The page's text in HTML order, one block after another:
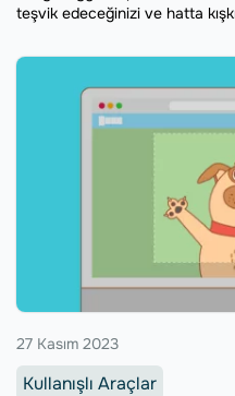
teşvik edeceğinizi ve hatta
27 Kasım 2023
Kullanışlı Araçlar